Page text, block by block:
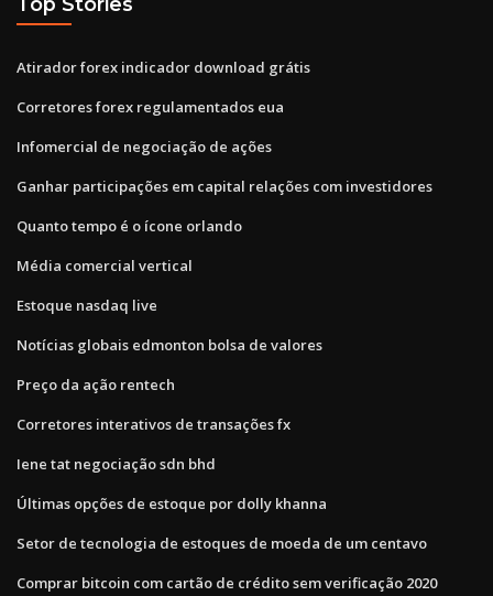
Atirador forex indicador download grátis
Corretores forex regulamentados eua
Infomercial de negociação de ações
Ganhar participações em capital relações com investidores
Quanto tempo é o ícone orlando
Média comercial vertical
Estoque nasdaq live
Notícias globais edmonton bolsa de valores
Preço da ação rentech
Corretores interativos de transações fx
Iene tat negociação sdn bhd
Últimas opções de estoque por dolly khanna
Setor de tecnologia de estoques de moeda de um centavo
Comprar bitcoin com cartão de crédito sem verificação 2020